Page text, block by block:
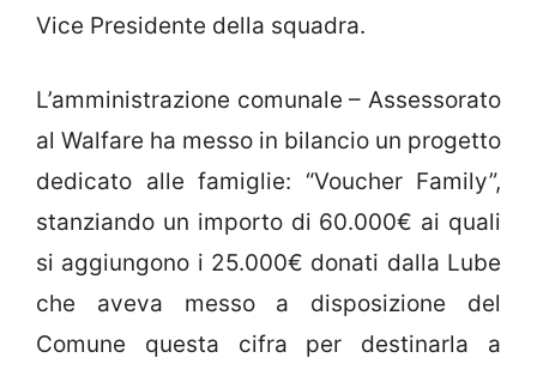
Vice Presidente della squadra.
L’amministrazione comunale – Assessorato
al Walfare ha messo in bilancio un progetto
dedicato alle famiglie: “Voucher Family”,
stanziando un importo di 60.000€ ai quali
si aggiungono i 25.000€ donati dalla Lube
che aveva messo a disposizione del
Comune questa cifra per destinarla a